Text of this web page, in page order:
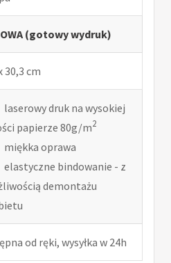
(gotowy wydruk)
30,3 cm
laserowy druk na wysokiej
papierze 80g/m2
miękka oprawa
elastyczne bindowanie - z
demontażu
od ręki, wysyłka w 24h